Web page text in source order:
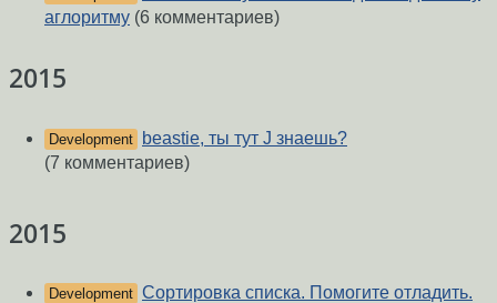
аглоритму (6 комментариев)
2015
Development
beastie, ты тут J знаешь?
(7 комментариев)
2015
Development Сортировка списка. Помогите отладить.